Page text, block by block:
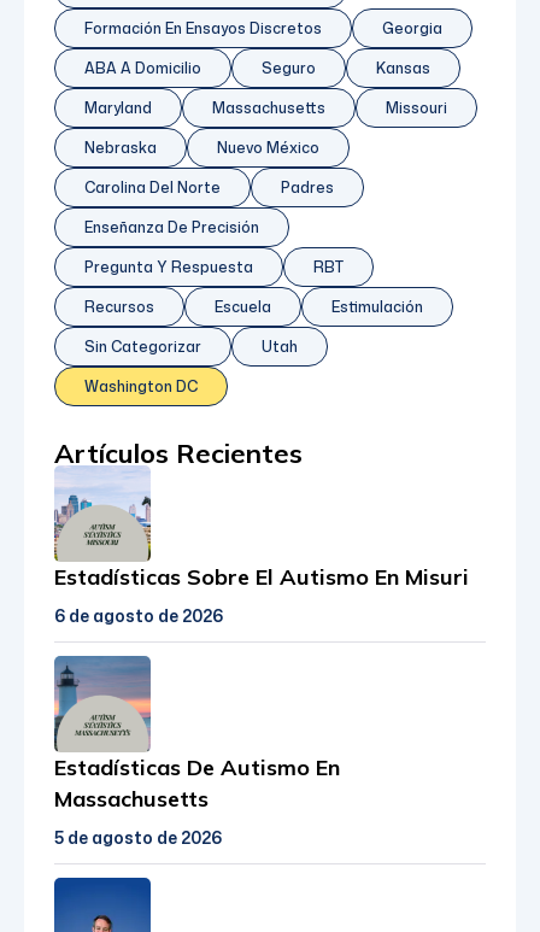
Formación En Ensayos Discretos
Georgia
ABA A Domicilio
Seguro
Kansas
Maryland
Massachusetts
Missouri
Nebraska
Nuevo México
Carolina Del Norte
Padres
Enseñanza De Precisión
Pregunta Y Respuesta
RBT
Recursos
Escuela
Estimulación
Sin Categorizar
Utah
Washington DC
Artículos Recientes
6 de agosto de 2026
Estadísticas Sobre El Autismo En Misuri
5 de agosto de 2026
Estadísticas De Autismo En
Massachusetts